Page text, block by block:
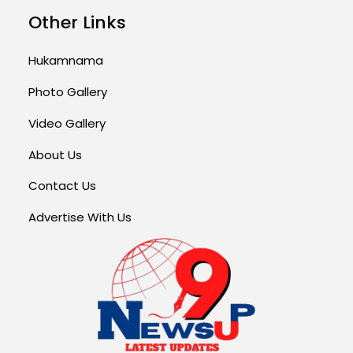
Other Links
Hukamnama
Photo Gallery
Video Gallery
About Us
Contact Us
Advertise With Us